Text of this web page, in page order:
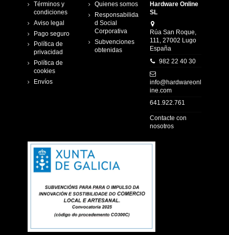
Términos y
condiciones
Aviso legal
Pago seguro
Política de
privacidad
Política de
cookies
Envíos
Quienes somos
Responsabilida
d Social
Corporativa
Subvenciones
obtenidas
Hardware Online
SL
Rúa San Roque,
111, 27002 Lugo
España
982 22 40 30
info@hardwareonl
ine.com
641.922.761
Contacte con
nosotros